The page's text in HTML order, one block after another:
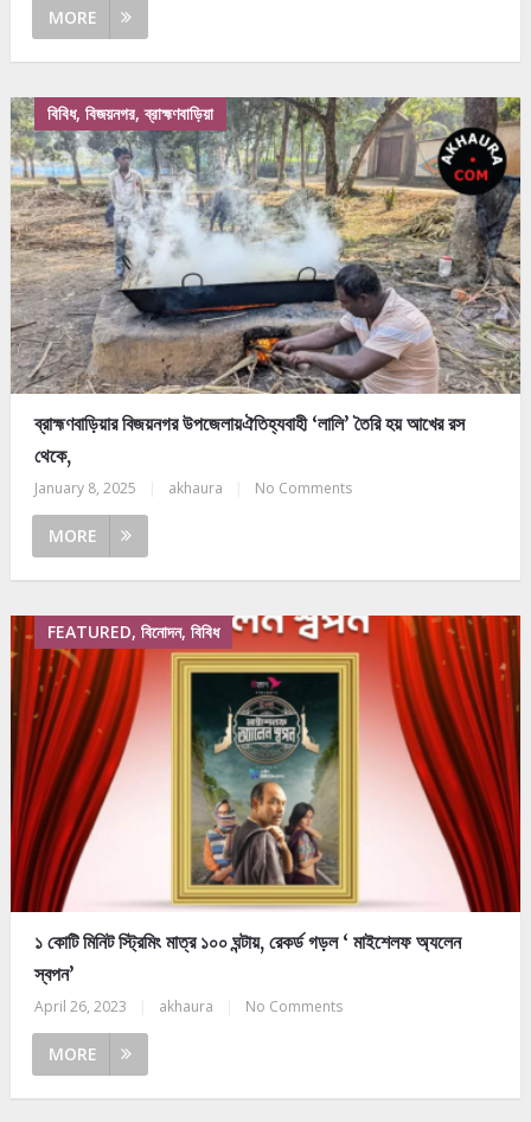
MORE
বিবিধ, বিজয়নগর, ব্রাহ্মণবাড়িয়া
ব্রাহ্মণবাড়িয়ার বিজয়নগর উপজেলায়ঐতিহ্যবাহী ‘লালি’ তৈরি হয় আখের রস
থেকে,
January 8, 2025 akhaura No Comments
MORE
FEATURED, বিনোদন, বিবিধ
১ কোটি মিনিট স্ট্রিমিং মাত্র ১০০ ঘন্টায়, রেকর্ড গড়ল ‘ মাইশেলফ অ্যলেন
স্বপন’
April 26, 2023 akhaura No Comments
MORE